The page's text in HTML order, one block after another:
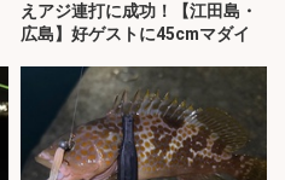
えアジ連打に成功！【江田島・
広島】好ゲストに45cmマダイ